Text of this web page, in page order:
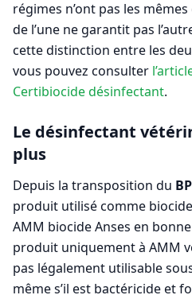
régimes n’ont pas les
de l’une ne garantit pas
cette distinction entre les
vous pouvez consulter
Certibiocide désinfectant.
Le désinfectant
plus
Depuis la transposition du
produit utilisé comme
AMM biocide Anses en
produit uniquement à AMM
pas légalement utilisable
même s’il est bactéricide et